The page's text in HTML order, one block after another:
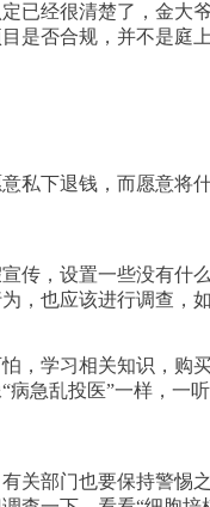
已经很清楚了，金大
是否合规，并不是庭
私下退钱，而愿意将
传，设置一些没有什
，也应该进行调查，
，学习相关知识，购
病急乱投医”一样，一
关部门也要保持警惕